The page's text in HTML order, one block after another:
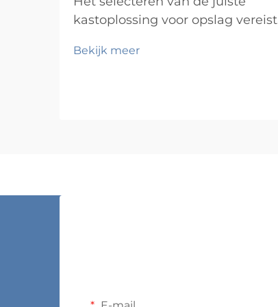
kastoplossing voor opslag vereist
meerdere factoren die direct van
Bekijk meer